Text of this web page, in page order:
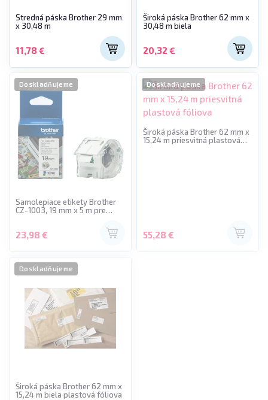
Stredná páska Brother 29 mm
x 30,48 m
11,78 €
Široká páska Brother 62 mm x
30,48 m biela
20,32 €
Doskladňujeme
Samolepiace etikety Brother
CZ-1003, 19 mm x 5 m pre
23,98 €
Doskladňujeme
Široká páska Brother 62 mm x
15,24 m priesvitná plastová
55,28 €
Doskladňujeme
Široká páska Brother 62 mm x
15,24 m biela plastová fóliova